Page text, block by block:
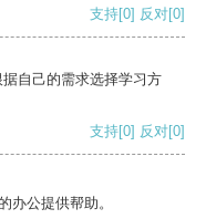
支持[0] 反对[0]
自己的需求选择学习方
支持[0] 反对[0]
办公提供帮助。